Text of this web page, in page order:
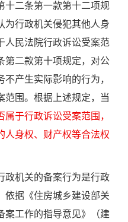
十二条第一款第十二项规
为行政机关侵犯其他人身
人民法院行政诉讼受案范
第二款第十项规定，对公
产生实际影响的行为，
范围。根据上述规定，当
属于行政诉讼受案范围，
人身权、财产权等合法权
机关的备案行为是行政
依据《住房城乡建设部关
案工作的指导意见》（建